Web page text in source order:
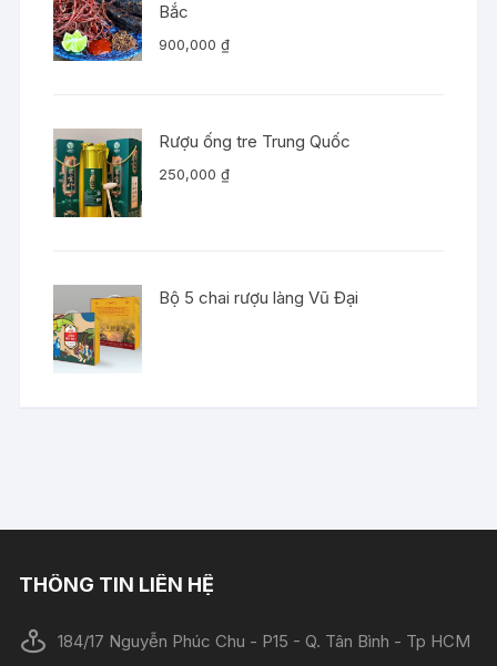
Bắc
900,000₫
Rượu ống tre Trung Quốc
250,000₫
Bộ 5 chai rượu làng Vũ Đại
THÔNG TIN LIÊN HỆ
184/17 Nguyễn Phúc Chu - P15 - Q. Tân Bình - Tp HCM